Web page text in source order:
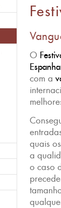
O
Espanha
com a
quais
a
o caso